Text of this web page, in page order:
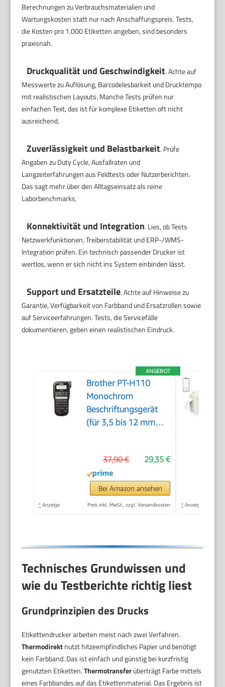
Berechnungen zu Verbrauchsmaterialien und
Wartungskosten statt nur nach Anschaffungspreis. Tests,
die Kosten pro 1.000 Etiketten angeben, sind besonders
praxisnah.
Druckqualität und Geschwindigkeit. Achte auf
Messwerte zu Auflösung, Barcodelesbarkeit und Drucktempo
mit realistischen Layouts. Manche Tests prüfen nur
einfachen Text, das ist für komplexe Etiketten oft nicht
ausreichend.
Zuverlässigkeit und Belastbarkeit. Prüfe
Angaben zu Duty Cycle, Ausfallraten und
Langzeiterfahrungen aus Feldtests oder Nutzerberichten.
Das sagt mehr über den Alltagseinsatz als reine
Laborbenchmarks.
Konnektivität und Integration. Lies, ob Tests
Netzwerkfunktionen, Treiberstabilität und ERP-/WMS-
Integration prüfen. Ein technisch passender Drucker ist
wertlos, wenn er sich nicht ins System einbinden lässt.
Support und Ersatzteile. Achte auf Hinweise zu
Garantie, Verfügbarkeit von Farbband und Ersatzrollen sowie
auf Serviceerfahrungen. Tests, die Servicefälle
dokumentieren, geben einen realistischen Eindruck.
ANGEBOT
Brother PT-H110
Monochrom
Beschriftungsgerät
(für 3,5 bis 12 mm
20 mm/Sek.
Druckgeschwindigkeit)
29,35 €
37,90 €
Bei Amazon ansehen
* Anzeige Preis inkl. MwSt., zzgl. Versandkosten * Anzeige
Technisches Grundwissen und
wie du Testberichte richtig liest
Grundprinzipien des Drucks
Etikettendrucker arbeiten meist nach zwei Verfahren.
Thermodirektnutzt hitzeempfindliches Papier und benötigt
kein Farbband. Das ist einfach und günstig bei kurzfristig
genutzten Etiketten.Thermotransferüberträgt Farbe mittels
eines Farbbandes auf das Etikettenmaterial. Das Ergebnis ist